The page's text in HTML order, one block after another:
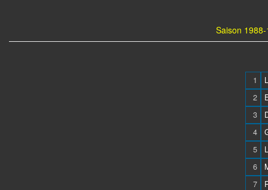
Saison
1
2
3
4
5
6
7